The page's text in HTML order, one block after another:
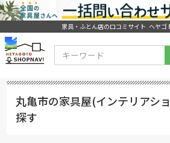
家具・ふとん店の口コミサイト ヘヤゴ
丸亀市の家具屋(インテリアシ
探す